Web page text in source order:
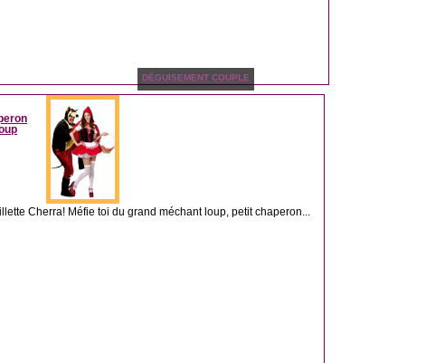
DÉGUISEMENT COUPLE
Cherra! Méfie toi du grand méchant loup, petit chaperon...